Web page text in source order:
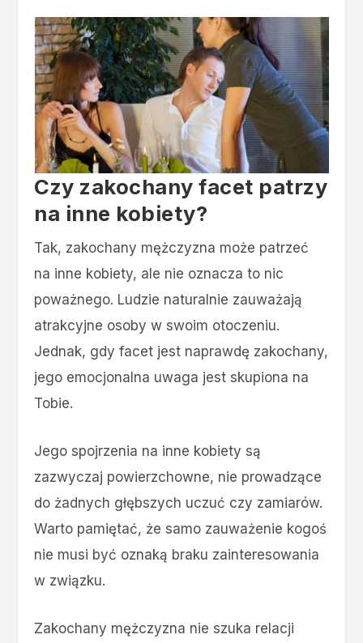
Czy zakochany facet patrzy
na inne kobiety?
Tak, zakochany mężczyzna może patrzeć
na inne kobiety, ale nie oznacza to nic
poważnego. Ludzie naturalnie zauważają
atrakcyjne osoby w swoim otoczeniu.
Jednak, gdy facet jest naprawdę zakochany,
jego emocjonalna uwaga jest skupiona na
Tobie.
Jego spojrzenia na inne kobiety są
zazwyczaj powierzchowne, nie prowadzące
do żadnych głębszych uczuć czy zamiarów.
Warto pamiętać, że samo zauważenie kogoś
nie musi być oznaką braku zainteresowania
w związku.
Zakochany mężczyzna nie szuka relacji